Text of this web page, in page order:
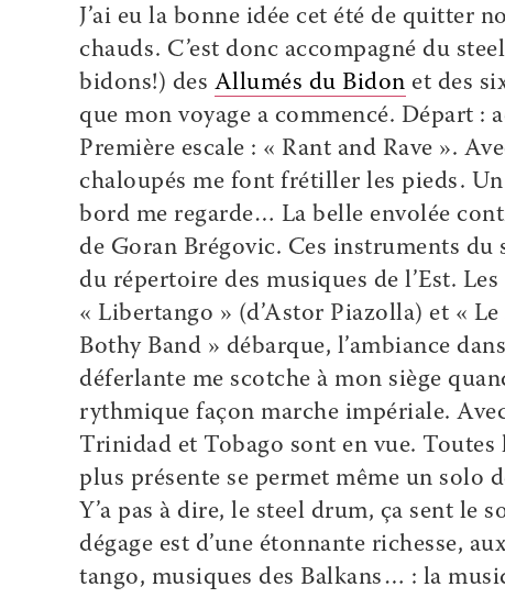
J’ai eu la bonne idée cet été de quitter
chauds. C’est donc accompagné du
bidons!) des Allumés du Bidon et des
que mon voyage a commencé. Départ :
Première escale : « Rant and Rave ».
chaloupés me font frétiller les pieds.
bord me regarde… La belle envolée
de Goran Brégovic. Ces instruments
du répertoire des musiques de l’Est.
« Libertango » (d’Astor Piazolla) et «
Bothy Band » débarque, l’ambiance
déferlante me scotche à mon siège
rythmique façon marche impériale.
Trinidad et Tobago sont en vue.
plus présente se permet même un solo
Y’a pas à dire, le steel drum, ça sent le
dégage est d’une étonnante richesse,
tango, musiques des Balkans… : la